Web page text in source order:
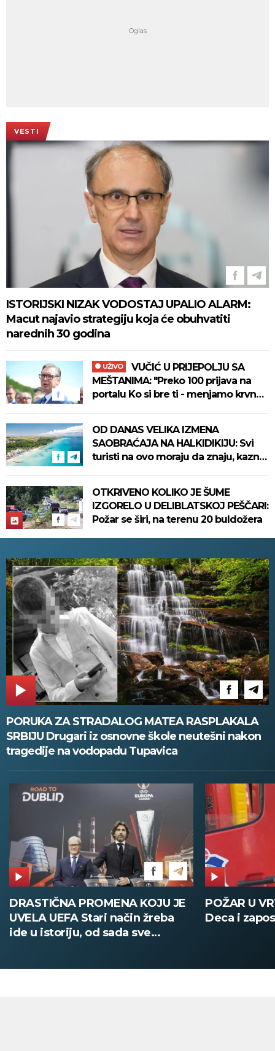
VESTI
ISTORIJSKI NIZAK VODOSTAJ UPALIO ALARM:
Macut najavio strategiju koja će obuhvatiti
narednih 30 godina
UŽIVO
MEŠTANIMA: "Preko 100 prijava na
portalu Ko si bre ti - menjamo krvnu
OD DANAS VELIKA IZMENA
SAOBRAĆAJA NA HALKIDIKIJU: Svi
turisti na ovo moraju da znaju, kazna
OTKRIVENO KOLIKO JE ŠUME
IZGORELO U DELIBLATSKOJ PEŠČARI:
Požar se širi, na terenu 20 buldožera
PORUKA ZA STRADALOG MATEA RASPLAKALA
SRBIJU Drugari iz osnovne škole neutešni nakon
tragedije na vodopadu Tupavica
DRASTIČNA PROMENA KOJU JE
UVELA UEFA Stari način žreba
ide u istoriju, od sada sve
POŽAR U
Deca i